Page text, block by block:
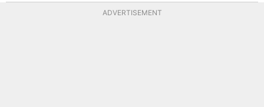
ADVERTISEMENT